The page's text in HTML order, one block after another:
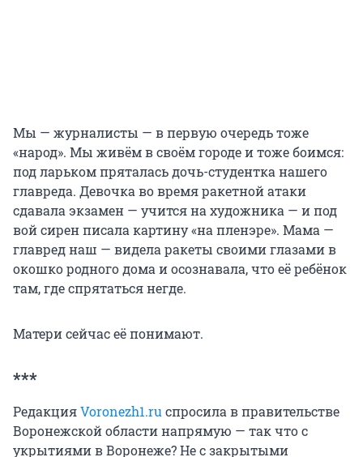
Мы — журналисты — в первую очередь тоже
«народ». Мы живём в своём городе и тоже боимся:
под ларьком пряталась дочь-студентка нашего
главреда. Девочка во время ракетной атаки
сдавала экзамен — учится на художника — и под
вой сирен писала картину «на пленэре». Мама —
главред наш — видела ракеты своими глазами в
окошко родного дома и осознавала, что её ребёнок
там, где спрятаться негде.
Матери сейчас её понимают.
***
РедакцияVoronezh1.ru спросила в правительстве
Воронежской области напрямую — так что с
укрытиями в Воронеже? Не с закрытыми